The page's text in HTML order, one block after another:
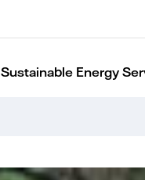
Sustainable Energy